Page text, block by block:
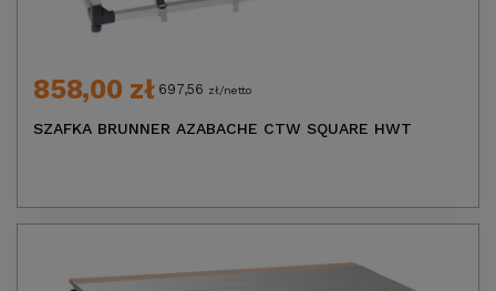
858,00 zł 697,56 zł/netto
SZAFKA BRUNNER AZABACHE CTW SQUARE HWT